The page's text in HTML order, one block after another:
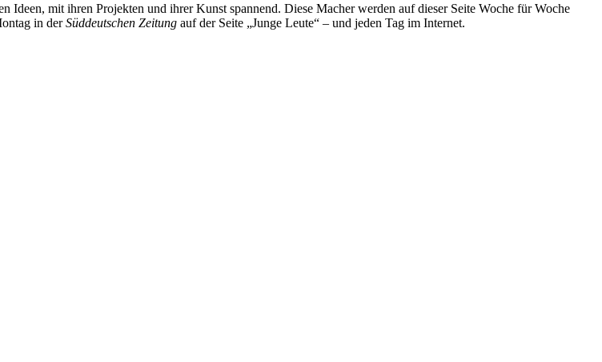
mit ihren Projekten und ihrer Kunst spannend. Diese Macher werden auf dieser Seite Woche für Woche
in derSüddeutschen Zeitung auf der Seite „Junge Leute“ – und jeden Tag im Internet.